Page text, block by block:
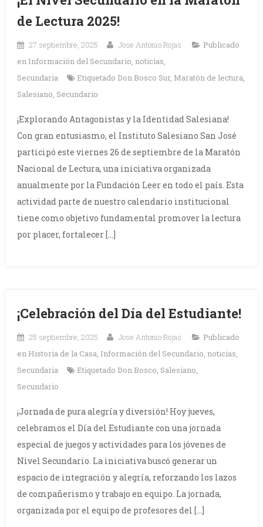
de Lectura 2025!
27 septiembre, 2025 Jose Antonio Rojas
Publicado
en Información del Secundario, noticias,
Secundaria
Etiquetado Don Bosco Sur, Maratón de lectura,
Salesiano, Secundario
¡Explorando Antagonistas y la Identidad Salesiana!
Con gran entusiasmo, el Instituto Salesiano San José
participó este viernes 26 de septiembre de la Maratón
Nacional de Lectura, una iniciativa organizada
anualmente por la Fundación Leer en todo el país. Esta
actividad parte de nuestro calendario institucional
tiene como objetivo fundamental promover la lectura
por placer, fortalecer […]
¡Celebración del Día del Estudiante!
25 septiembre, 2025 Jose Antonio Rojas
Publicado
en Historia de la Casa, Información del Secundario, noticias,
Secundaria
Etiquetado Don Bosco, Salesiano,
Secundario
¡Jornada de pura alegría y diversión! Hoy jueves,
celebramos el Día del Estudiante con una jornada
especial de juegos y actividades para los jóvenes de
Nivel Secundario. La iniciativa buscó generar un
espacio de integración y alegría, reforzando los lazos
de compañerismo y trabajo en equipo. La jornada,
organizada por el equipo de profesores del […]